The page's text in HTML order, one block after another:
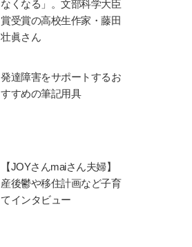
なくなる」。文部科学大臣
賞受賞の高校生作家・藤田
壮眞さん
発達障害をサポートするお
すすめの筆記用具
【JOYさんmaiさん夫婦】
産後鬱や移住計画など子育
てインタビュー